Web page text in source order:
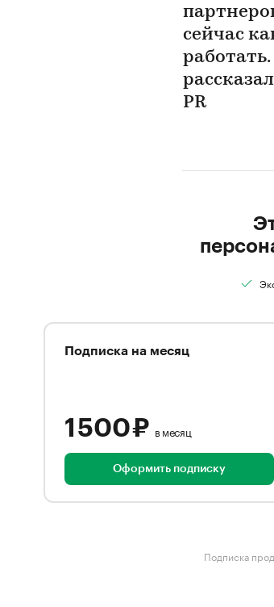
сейчас
PR
Подписка на месяц
1 500 ₽ в месяц
Оформить подписку
Подписка